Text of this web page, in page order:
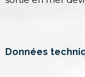
Données